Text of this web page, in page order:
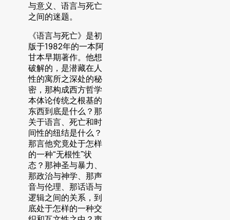
与意义、语言与死亡
之间的迷题。
《语言与死亡》是初
版于1982年的一本阿
甘本早期著作。他想
破解的，是潜藏在人
性的寓所之深处的秘
密，那构成西方哲学
本体论传统之根基的
东西到底是什么？那
关于语言、死亡和时
间性的纽结是什么？
那言他究竟处于怎样
的一种“无根性”状
态？那神圣与暴力、
那政治与神学、那声
音与伦理、那话语与
逻辑之间的关系，到
底处于怎样的一种交